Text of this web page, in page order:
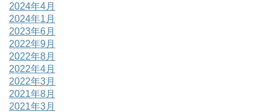
2024年4月
2024年1月
2023年6月
2022年9月
2022年8月
2022年4月
2022年3月
2021年8月
2021年3月